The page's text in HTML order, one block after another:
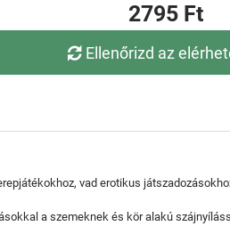
2795 Ft
Ellenőrizd az
vad erotikus
a szemeknek és kör alakú